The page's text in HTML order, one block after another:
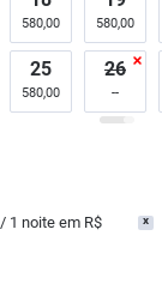
580,00 580,00
25
580,00
26
/ 1 noite em R$ x